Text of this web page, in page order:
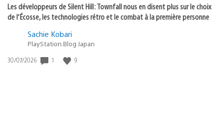
Les développeurs de Silent Hill: Townfall nous en disent plus sur le choix
de l’Écosse, les technologies rétro et le combat à la première personne
Sachie Kobari
PlayStation.Blog Japan
Date
30/07/2026 1 9